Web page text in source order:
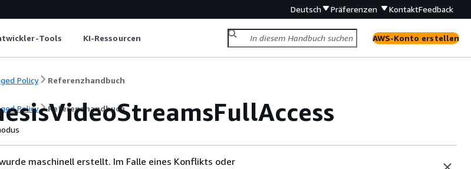
Deutsch Präferenzen KontaktFeedback
Tools KI-Ressourcen AWS-Konto erstellen
Policy Referenzhandbuch
Policy Referenzhandbuch
maschinell erstellt. Im Falle eines Konflikts oder